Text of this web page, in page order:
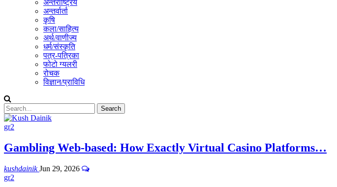
अन्तराष्ट्रिय
अन्तर्वार्ता
कृषि
कला/साहित्य
अर्थ/वाणीज्य
धर्म/संस्कृति
पत्र-पत्रिका
फोटो ग्यलरी
रोचक
विज्ञान/प्राविधि
gr2
Gambling Web-based: How Exactly Virtual Casino Platforms…
kushdainikJun 29, 2026
gr2